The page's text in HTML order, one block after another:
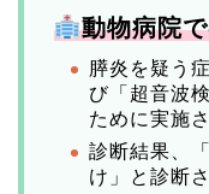
動物病院
膵炎を疑う
び「超音波
ために実施
診断結果、
け」と診断